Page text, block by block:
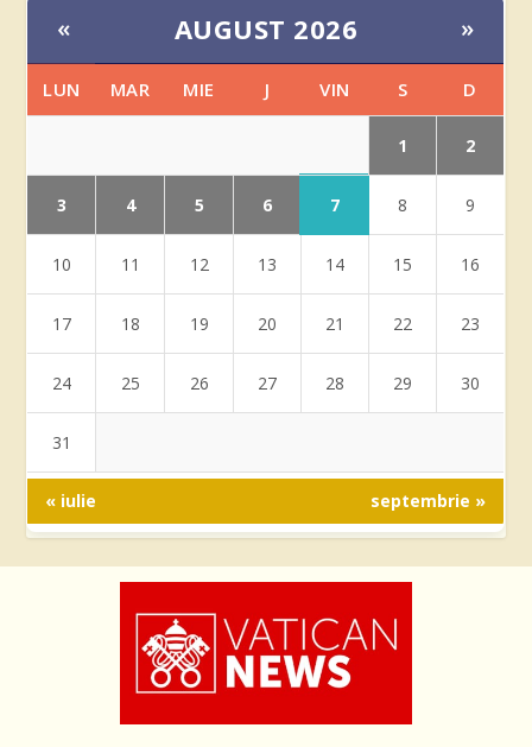
« AUGUST 2026 »
LUN MAR MIE J VIN S D
1 2
3 4 5 6 7 8 9
10 11 12 13 14 15 16
17 18 19 20 21 22 23
24 25 26 27 28 29 30
31
« iulie septembrie »